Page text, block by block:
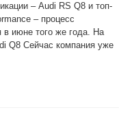
– Audi RS Q8 и топ-
– процесс
в июне того же года. На
Q8 Сейчас компания уже